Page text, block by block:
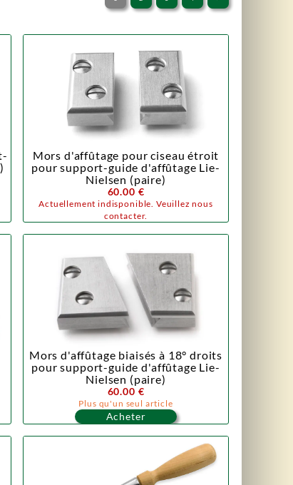
Mors d'affûtage pour ciseau étroit
pour support-guide d'affûtage Lie-
Nielsen (paire)
60.00 €
Actuellement indisponible. Veuillez nous
contacter.
Mors d'affûtage biaisés à 18° droits
pour support-guide d'affûtage Lie-
Nielsen (paire)
60.00 €
Plus qu'un seul article
Acheter